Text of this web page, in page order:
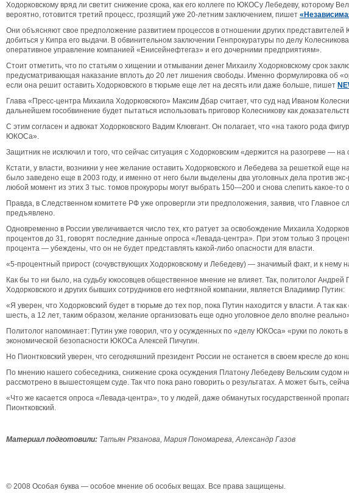
Ходорковскому вряд ли светит снижение срока, как его коллеге по ЮКОСу Лебедеву, которому
вероятно, готовится третий процесс, грозящий уже 20-летним заключением, пишет
Они объясняют свое предположение развитием процессов в отношении других
добиться у Кипра его выдачи. В обвинительном заключении Генпрокуратуры по делу
оперативное управление компанией «Енисейнефтегаз» и его дочерними предприятиям».
Стоит отметить, что по статьям о хищении и отмывании денег Михаилу Ходорковскому срок
предусматривающая наказание вплоть до 20 лет лишения свободы. Именно формулировка об
если она решит оставить Ходорковского в тюрьме еще лет на десять или даже больше, пишет
Глава «Пресс-центра Михаила Ходорковского» Максим Дбар считает, что суд над Иваном
дальнейшем гособвинение будет пытаться использовать приговор Колесникову как
С этим согласен и адвокат Ходорковского Вадим Клювгант. Он полагает, что «на такого рода
ЮКОСа».
Защитник не исключил и того, что сейчас ситуация с Ходорковским «держится на разогреве —
Кстати, у власти, возникни у нее желание оставить Ходорковского и Лебедева за решеткой
было заведено еще в 2003 году, и именно от него были выделены два уголовных дела против
любой момент из этих 3 тыс. томов прокуроры могут выбрать 150—200 и снова слепить какое-то
Правда, в Следственном комитете РФ уже опровергли эти предположения, заявив, что
предъявлено.
Одновременно в России увеличивается число тех, кто ратует за освобождение Михаила
процентов до 31, говорят последние данные опроса «Левада-центра». При этом только 3
процента — убеждены, что он не будет представлять какой-либо опасности для власти.
«5-процентный прирост (сочувствующих Ходорковскому и Лебедеву) — значимый факт, и к нему
Как бы то ни было, на судьбу юкосовцев общественное мнение не влияет. Так, политолог
Ходорковского и других бывших сотрудников его нефтяной компании, является Владимир Путин:
«Я уверен, что Ходорковский будет в тюрьме до тех пор, пока Путин находится у власти. А так
шесть, а 12 лет, таким образом, желание организовать еще одно уголовное дело вполне
Политолог напоминает: Путин уже говорил, что у осужденных по «делу ЮКОса» «руки по
экономической безопасности ЮКОСа Алексей Пичугин.
Но Пионтковский уверен, что сегодняшний президент России не останется в своем кресле до
По мнению нашего собеседника, снижение срока осуждения Платону Лебедеву Вельским судом
рассмотрено в вышестоящем суде. Так что пока рано говорить о результатах. А может быть,
«Что же касается опроса «Левада-центра», то у людей, даже обманутых государственной
Пионтковский.
Материал подготовили: Татьян Рязанова, Мария Пономарева, Александр Газов
© 2008 Особая буква — особое мнение об особых вещах. Все права защищены.